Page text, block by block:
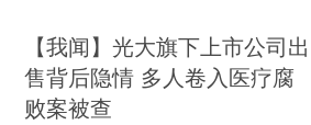
【我闻】光大旗下上市公司出
售背后隐情 多人卷入医疗腐
败案被查